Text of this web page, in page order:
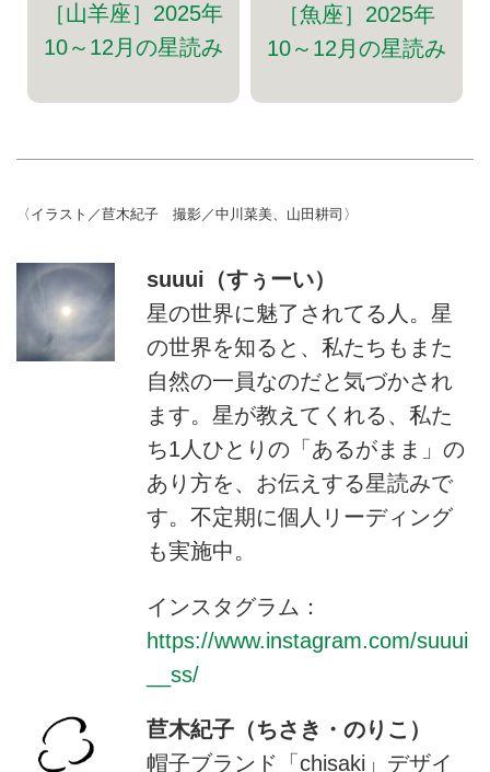
［山羊座］2025年
10～12月の星読み
［魚座］2025年
10～12月の星読み
〈イラスト／苣木紀子 撮影／中川菜美、山田耕司〉
suuui（すぅーい）
星の世界に魅了されてる人。星
の世界を知ると、私たちもまた
自然の一員なのだと気づかされ
ます。星が教えてくれる、私た
ち1人ひとりの「あるがまま」の
あり方を、お伝えする星読みで
す。不定期に個人リーディング
も実施中。
インスタグラム：
https://www.instagram.com/suuui
__ss/
苣木紀子（ちさき・のりこ）
帽子ブランド「chisaki」デザイ